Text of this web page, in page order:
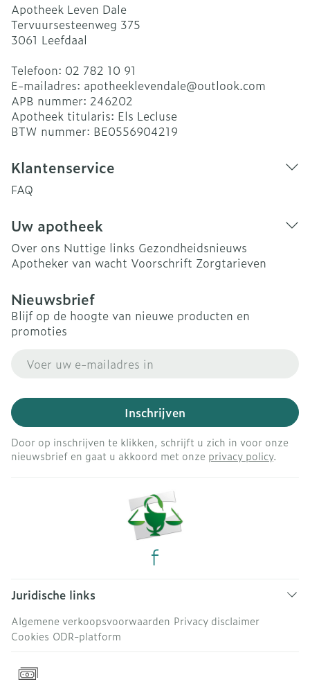
Apotheek Leven Dale
Tervuursesteenweg 375
3061 Leefdaal
Telefoon: 02 782 10 91
E-mailadres: apotheeklevendale@outlook.com
APB nummer: 246202
Apotheek titularis: Els Lecluse
BTW nummer: BE0556904219
Klantenservice
FAQ
Uw apotheek
Over ons Nuttige links Gezondheidsnieuws
Apotheker van wacht Voorschrift Zorgtarieven
Nieuwsbrief
Blijf op de hoogte van nieuwe producten en
promoties
Inschrijven
Door op inschrijven te klikken, schrijft u zich in voor onze
nieuwsbrief en gaat u akkoord met onze privacy policy.
Juridische links
Algemene verkoopsvoorwaarden Privacy disclaimer
Cookies ODR-platform